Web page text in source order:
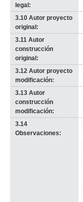
legal:
3.10 Autor proyecto
original:
3.11 Autor
construcción
original:
3.12 Autor proyecto
modificación:
3.13 Autor
construcción
modificación:
3.14
Observaciones: